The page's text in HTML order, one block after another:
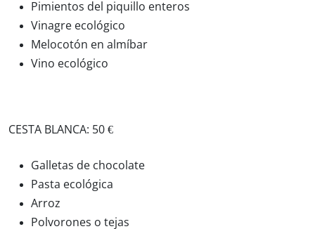
Pimientos del piquillo enteros
Vinagre ecológico
Melocotón en almíbar
Vino ecológico
CESTA BLANCA: 50 €
Galletas de chocolate
Pasta ecológica
Arroz
Polvorones o tejas